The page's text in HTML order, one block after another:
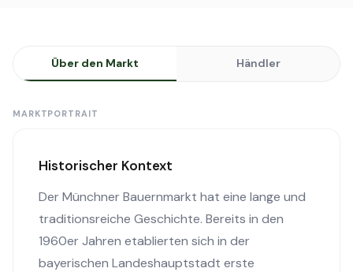
Über den Markt Händler
MARKTPORTRAIT
Historischer Kontext
Der Münchner Bauernmarkt hat eine lange und
traditionsreiche Geschichte. Bereits in den
1960er Jahren etablierten sich in der
bayerischen Landeshauptstadt erste